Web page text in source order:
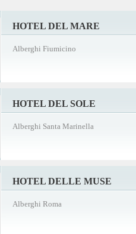
HOTEL DEL MARE
Alberghi Fiumicino
HOTEL DEL SOLE
Alberghi Santa Marinella
HOTEL DELLE MUSE
Alberghi Roma